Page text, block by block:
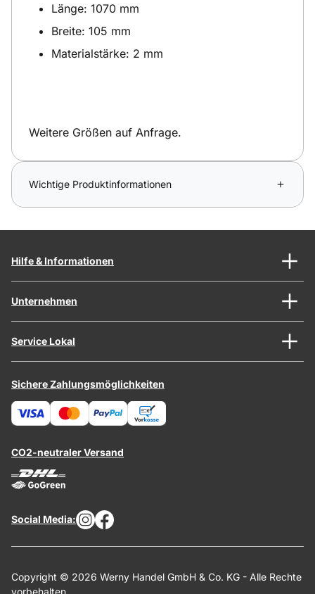
Länge: 1070 mm
Breite: 105 mm
Materialstärke: 2 mm
Weitere Größen auf Anfrage.
Wichtige Produktinformationen
Hilfe & Informationen
Unternehmen
Service Lokal
Sichere Zahlungsmöglichkeiten
CO2-neutraler Versand
Social Media:
Copyright © 2026 Werny Handel GmbH & Co. KG - Alle Rechte
vorbehalten.